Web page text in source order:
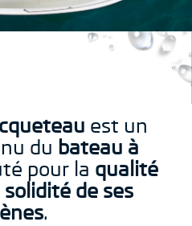
est un
du bateau à
pour la qualité
solidité de ses
.